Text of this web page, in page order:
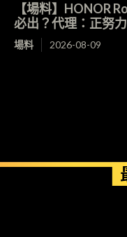
【場料】HONOR
必出？代理：正努
場料 2026-08-09